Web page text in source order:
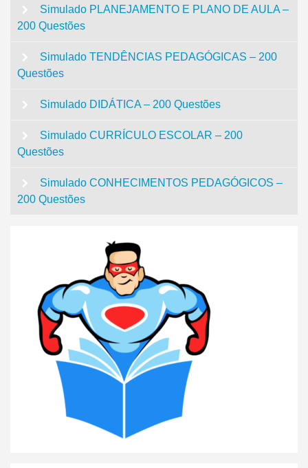
Simulado PLANEJAMENTO E PLANO DE AULA –
200 Questões
Simulado TENDÊNCIAS PEDAGÓGICAS – 200
Questões
Simulado DIDÁTICA – 200 Questões
Simulado CURRÍCULO ESCOLAR – 200
Questões
Simulado CONHECIMENTOS PEDAGÓGICOS –
200 Questões